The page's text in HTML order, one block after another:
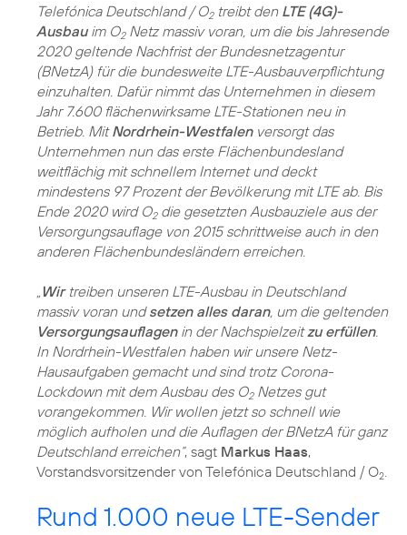
Telefónica Deutschland / O2treibt den LTE (4G)-
Ausbauim O2Netz massiv voran, um die bis Jahresende
2020 geltende Nachfrist der Bundesnetzagentur
(BNetzA) für die bundesweite LTE-Ausbauverpflichtung
einzuhalten. Dafür nimmt das Unternehmen in diesem
Jahr 7.600 flächenwirksame LTE-Stationen neu in
Betrieb. MitNordrhein-Westfalenversorgt das
Unternehmen nun das erste Flächenbundesland
weitflächig mit schnellem Internet und deckt
mindestens 97 Prozent der Bevölkerung mit LTE ab. Bis
Ende 2020 wird O2die gesetzten Ausbauziele aus der
Versorgungsauflage von 2015 schrittweise auch in den
anderen Flächenbundesländern erreichen.
Wirtreiben unseren LTE-Ausbau in Deutschland
massiv voran undsetzen alles daran, um die geltenden
Versorgungsauflagenin der Nachspielzeitzu erfüllen.
In Nordrhein-Westfalen haben wir unsere Netz-
Hausaufgaben gemacht und sind trotz Corona-
Lockdown mit dem Ausbau des O2Netzes gut
vorangekommen. Wir wollen jetzt so schnell wie
möglich aufholen und die Auflagen der BNetzA für ganz
Deutschland erreichen“, sagt Markus Haas,
Vorstandsvorsitzender von Telefónica Deutschland / O2
Rund 1.000 neue LTE-Sender